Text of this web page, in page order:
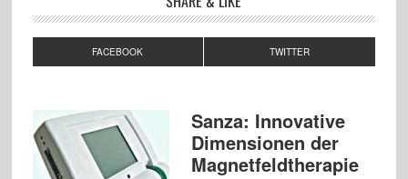
FACEBOOK TWITTER
Sanza: Innovative
Dimensionen der
Magnetfeldtherapie